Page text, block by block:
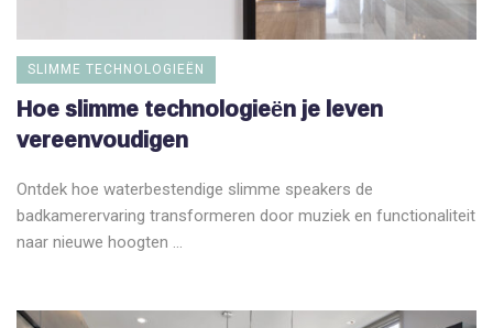
SLIMME TECHNOLOGIEËN
Hoe slimme technologieën je leven
vereenvoudigen
Ontdek hoe waterbestendige slimme speakers de
badkamerervaring transformeren door muziek en functionaliteit
naar nieuwe hoogten ...